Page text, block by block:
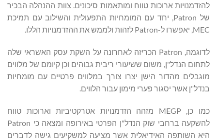
להזדמנויות ארוכות טווח ומותאמות סיכונים. צוות ההנהלה הבכיר
של Patron, יחד עם המומחיות התפעולית והשילוב עם תמיכת
MEC, יאפשרו ל-Patron לזהות ולממש את ההזדמנויות הללו.
לדוגמה, Patron הכריזה לאחרונה על השקת עסק האשראי שלה
לתחום הנדל"ן, משום ששיעורי ריבית גבוהים וכן קיומם של מלווים
מוגבלים מהדור הישן יצרו צורך במלווים פרטיים עם מומחיות
בנדל"ן אשר יסגור פערי מימון עבור הלווים.
כמו כן, MEGP מזהה הזדמנויות אטרקטיביות וארוכות טווח
להשקעה ברחבי שוק הנדל"ן הפרטי באירופה ומצאה כי Patron
היא השותפה האידיאלית אשר מציעה למשקיעים גישה לדברים